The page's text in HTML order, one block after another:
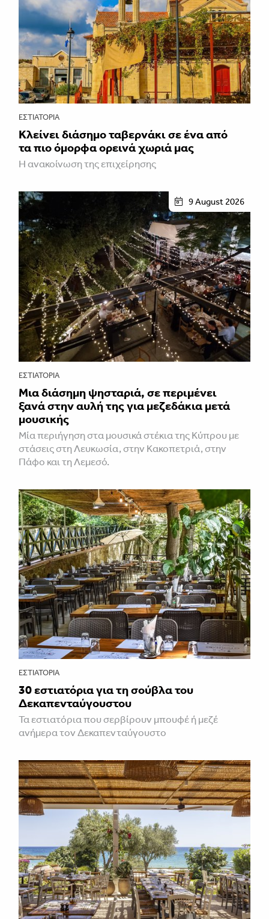
ΕΣΤΙΑΤΌΡΙΑ
Κλείνει διάσημο ταβερνάκι σε ένα από
τα πιο όμορφα ορεινά χωριά μας
Η ανακοίνωση της επιχείρησης
9 August 2026
ΕΣΤΙΑΤΌΡΙΑ
Μια διάσημη ψησταριά, σε περιμένει
ξανά στην αυλή της για μεζεδάκια μετά
μουσικής
Μία περιήγηση στα μουσικά στέκια της Κύπρου με
στάσεις στη Λευκωσία, στην Κακοπετριά, στην
Πάφο και τη Λεμεσό.
ΕΣΤΙΑΤΌΡΙΑ
30 εστιατόρια για τη σούβλα του
Δεκαπενταύγουστου
Τα εστιατόρια που σερβίρουν μπουφέ ή μεζέ
ανήμερα τον Δεκαπενταύγουστο